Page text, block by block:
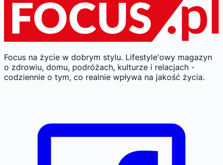
Focus na życie w dobrym stylu. Lifestyle'owy magazyn
o zdrowiu, domu, podróżach, kulturze i relacjach -
codziennie o tym, co realnie wpływa na jakość życia.